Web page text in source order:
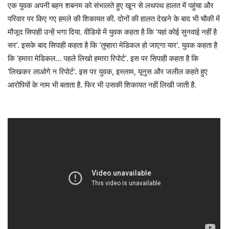
एक युवक अपनी बहन शबनम को संभालते हुए खून से लथपथ हालत में पहुंचा और
परिवार पर किए गए हमले की शिकायत की. दोनों की हालत देखने के बाद भी चौकी में
मौजूद सिपाही उन्हें भगा दिया. वीडियो में युवक कहता है कि ‘यहां कोई सुनवाई नहीं है
सर’. इसके बाद सिपाही कहता है कि ‘तुम्हारा मेडिकल हो जाएगा यार’. युवक कहता है
कि ‘हमारा मेडिकल… पहले लिखो हमारा रिपोर्ट’. इस पर सिपाही कहता है कि
‘लिखकर लाओगे न रिपोर्ट’. इस पर युवक, इस्लाम, यूनुस और जलील कहते हुए
आरोपियों के नाम भी बताता है. फिर भी उसकी शिकायत नहीं लिखी जाती है.